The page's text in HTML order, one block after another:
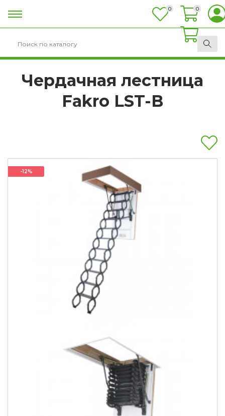
0 0
0
Чердачная лестница
Fakro LST-B
-12%